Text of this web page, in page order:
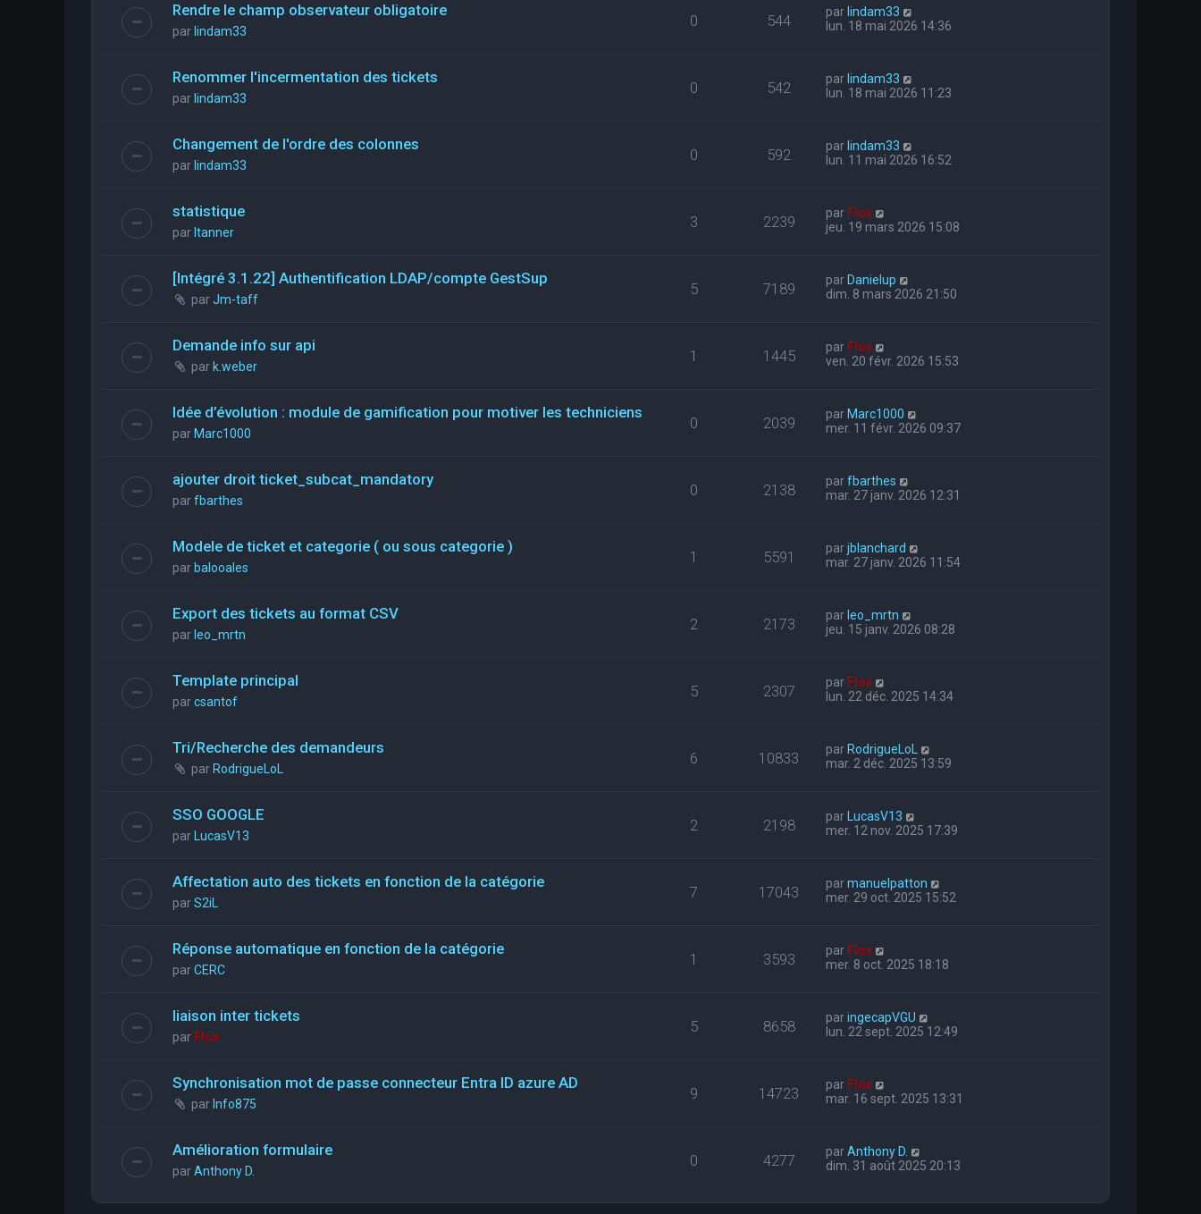
Rendre le champ observateur obligatoire
par lindam33
0 544 par lindam33
lun. 18 mai 2026 14:36
Renommer l'incermentation des tickets
par lindam33
0 542 par lindam33
lun. 18 mai 2026 11:23
Changement de l'ordre des colonnes
par lindam33
0 592 par lindam33
lun. 11 mai 2026 16:52
statistique
par ltanner
3 2239 par Flox
jeu. 19 mars 2026 15:08
[Intégré 3.1.22] Authentification LDAP/compte GestSup
parJm-taff
5 7189 par Danielup
dim. 8 mars 2026 21:50
Demande info sur api
par k.weber
1 1445 par Flox
ven. 20 févr. 2026 15:53
Idée d’évolution : module de gamification pour motiver les techniciens
par Marc1000
0 2039 par Marc1000
mer. 11 févr. 2026 09:37
ajouter droit ticket_subcat_mandatory
parfbarthes
0 2138 parfbarthes
mar. 27 janv. 2026 12:31
Modele de ticket et categorie ( ou sous categorie )
par balooales
1 5591 parjblanchard
mar. 27 janv. 2026 11:54
Export des tickets au format CSV
par leo_mrtn
2 2173 par leo_mrtn
jeu. 15 janv. 2026 08:28
Template principal
parcsantof
5 2307 par Flox
lun. 22 déc. 2025 14:34
Tri/Recherche des demandeurs
par RodrigueLoL
6 10833 par RodrigueLoL
mar. 2 déc. 2025 13:59
SSO GOOGLE
par LucasV13
2 2198 par
LucasV13
mer. 12 nov. 2025 17:39
Affectation auto des tickets en fonction de la catégorie
parS2iL
7 17043 parmanuelpatton
mer. 29 oct. 2025 15:52
Réponse automatique en fonction de la catégorie
parCERC
1 3593 par Flox
mer. 8 oct. 2025 18:18
liaison inter tickets
par Flox
5 8658 paringecapVGU
lun. 22 sept. 2025 12:49
Synchronisation mot de passe connecteur Entra ID azure AD
par Info875
9 14723 par Flox
mar. 16 sept. 2025 13:31
Amélioration formulaire
parAnthony D.
0 4277 parAnthony D.
dim. 31 août 2025 20:13